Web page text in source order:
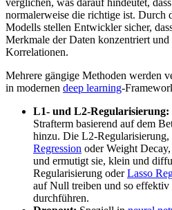
normalerweise die richtige ist. Durch
Modells stellen Entwickler sicher,
Merkmale der Daten konzentriert
Korrelationen.
Mehrere gängige Methoden werden
in modernen deep learning-
L1- und L2-Regularisierung:
Strafterm basierend auf dem
hinzu. Die L2-Regularisierung,
Regression oder Weight
und ermutigt sie, klein und
Regularisierung oderLasso
auf Null treiben und so effektiv
durchführen.